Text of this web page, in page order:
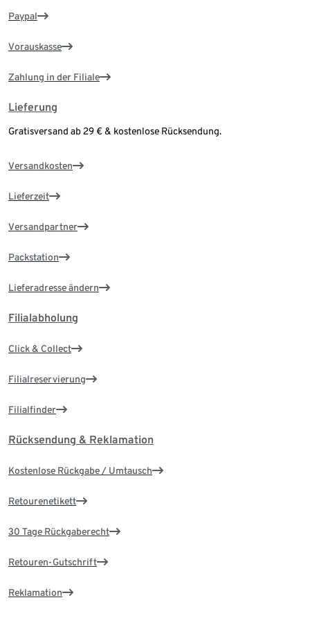
Paypal
Vorauskasse
Zahlung in der Filiale
Lieferung
Gratisversand ab 29 € & kostenlose Rücksendung.
Versandkosten
Lieferzeit
Versandpartner
Packstation
Lieferadresse ändern
Filialabholung
Click & Collect
Filialreservierung
Filialfinder
Rücksendung & Reklamation
Kostenlose Rückgabe / Umtausch
Retourenetikett
30 Tage Rückgaberecht
Retouren-Gutschrift
Reklamation